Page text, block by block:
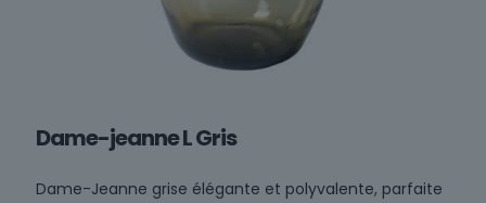
Dame-jeanne L Gris
Dame-Jeanne grise élégante et polyvalente, parfaite